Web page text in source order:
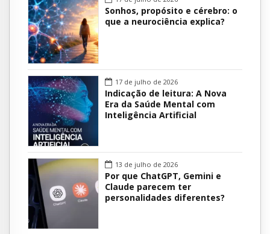
Sonhos, propósito e cérebro: o
que a neurociência explica?
17 de julho de 2026
Indicação de leitura: A Nova
Era da Saúde Mental com
Inteligência Artificial
13 de julho de 2026
Por que ChatGPT, Gemini e
Claude parecem ter
personalidades diferentes?